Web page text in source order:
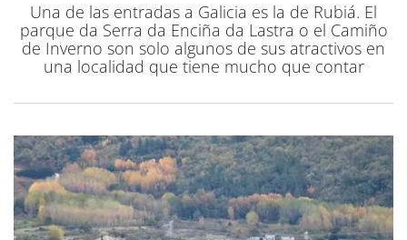
Una de las entradas a Galicia es la de Rubiá. El
parque da Serra da Enciña da Lastra o el Camiño
de Inverno son solo algunos de sus atractivos en
una localidad que tiene mucho que contar